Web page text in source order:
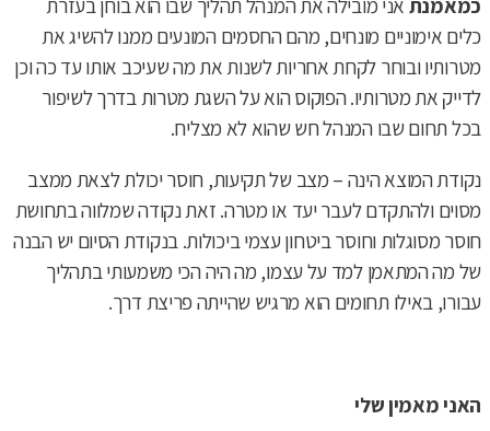
כמאמנת אני מובילה את המנהל תהליך שבו הוא בוחן בעזרת
כלים אימוניים מונחים, מהם החסמים המונעים ממנו להשיג את
מטרותיו ובוחר לקחת אחריות לשנות את מה שעיכב אותו עד כה וכן
לדייק את מטרותיו. הפוקוס הוא על השגת מטרות בדרך לשיפור
בכל תחום שבו המנהל חש שהוא לא מצליח.
נקודת המוצא הינה – מצב של תקיעות, חוסר יכולת לצאת ממצב
מסוים ולהתקדם לעבר יעד או מטרה. זאת נקודה שמלווה בתחושת
חוסר מסוגלות וחוסר ביטחון עצמי ביכולות. בנקודת הסיום יש הבנה
של מה המתאמן למד על עצמו, מה היה הכי משמעותי בתהליך
עבורו, באילו תחומים הוא מרגיש שהייתה פריצת דרך.
האני מאמין שלי